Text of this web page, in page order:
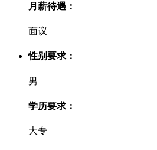
月薪待遇：
面议
性别要求：
男
学历要求：
大专